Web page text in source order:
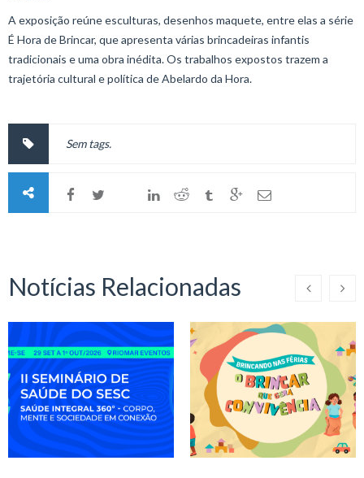
A exposição reúne esculturas, desenhos maquete, entre elas a série
É Hora de Brincar, que apresenta várias brincadeiras infantis
tradicionais e uma obra inédita. Os trabalhos expostos trazem a
trajetória cultural e política de Abelardo da Hora.
Sem tags.
Notícias Relacionadas